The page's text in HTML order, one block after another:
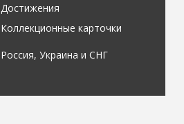
Достижения
Коллекционные карточки
Россия, Украина и СНГ